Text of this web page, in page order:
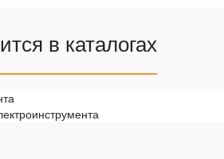
в каталогах